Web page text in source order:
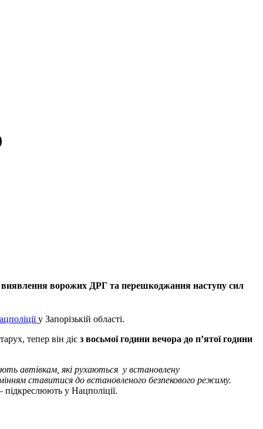
виявлення ворожих ДРГ та перешкоджання наступу сил
у Запорізькій області.
тепер він діє з восьмої години вечора до п’ятої години
автівкам, які рухаються у встановлену
ставитися до встановленого безпекового режиму.
підкреслюють у Нацполіції.